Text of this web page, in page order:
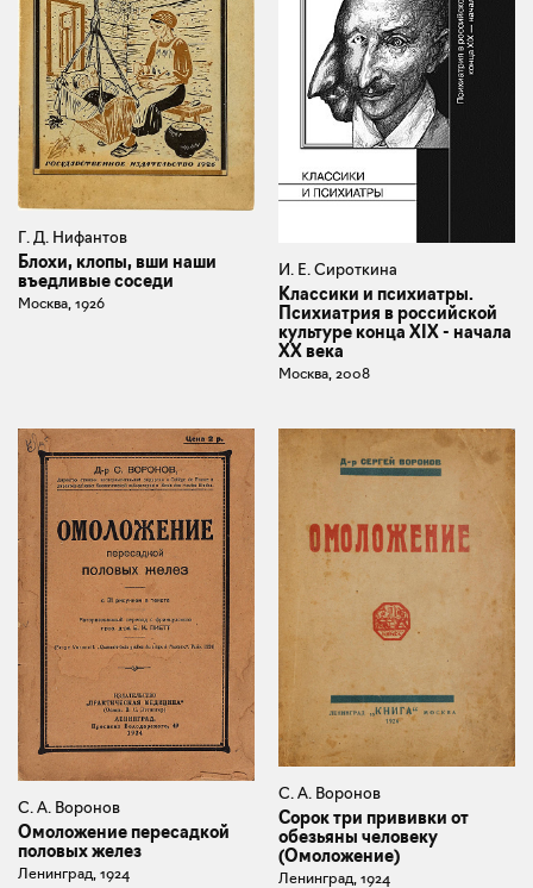
Г. Д. Нифантов
Блохи, клопы, вши наши
въедливые соседи
Москва, 1926
И. Е. Сироткина
Классики и психиатры.
Психиатрия в российской
культуре конца XIX - начала
ХХ века
Москва, 2008
С. А. Воронов
Омоложение пересадкой
половых желез
Ленинград, 1924
С. А. Воронов
Сорок три прививки от
обезьяны человеку
(Омоложение)
Ленинград, 1924